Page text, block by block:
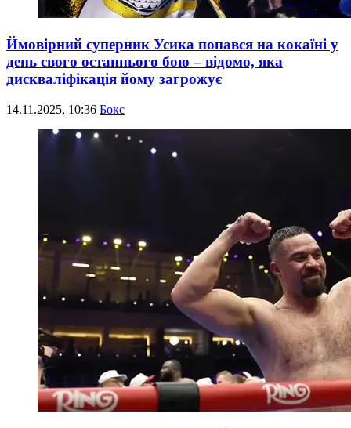
Ймовірний суперник Усика попався на кокаїні у
день свого останнього бою – відомо, яка
дискваліфікація йому загрожує
14.11.2025, 10:36 Бокс